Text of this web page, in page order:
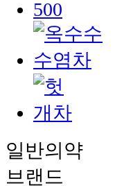
일반의약
브랜드